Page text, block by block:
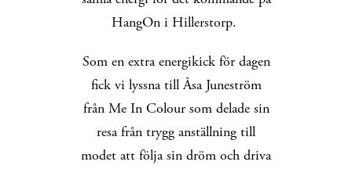
HangOn i Hillerstorp.
Som en extra energikick för dagen
fick vi lyssna till Åsa Juneström
från Me In Colour som delade sin
resa från trygg anställning till
modet att följa sin dröm och driva